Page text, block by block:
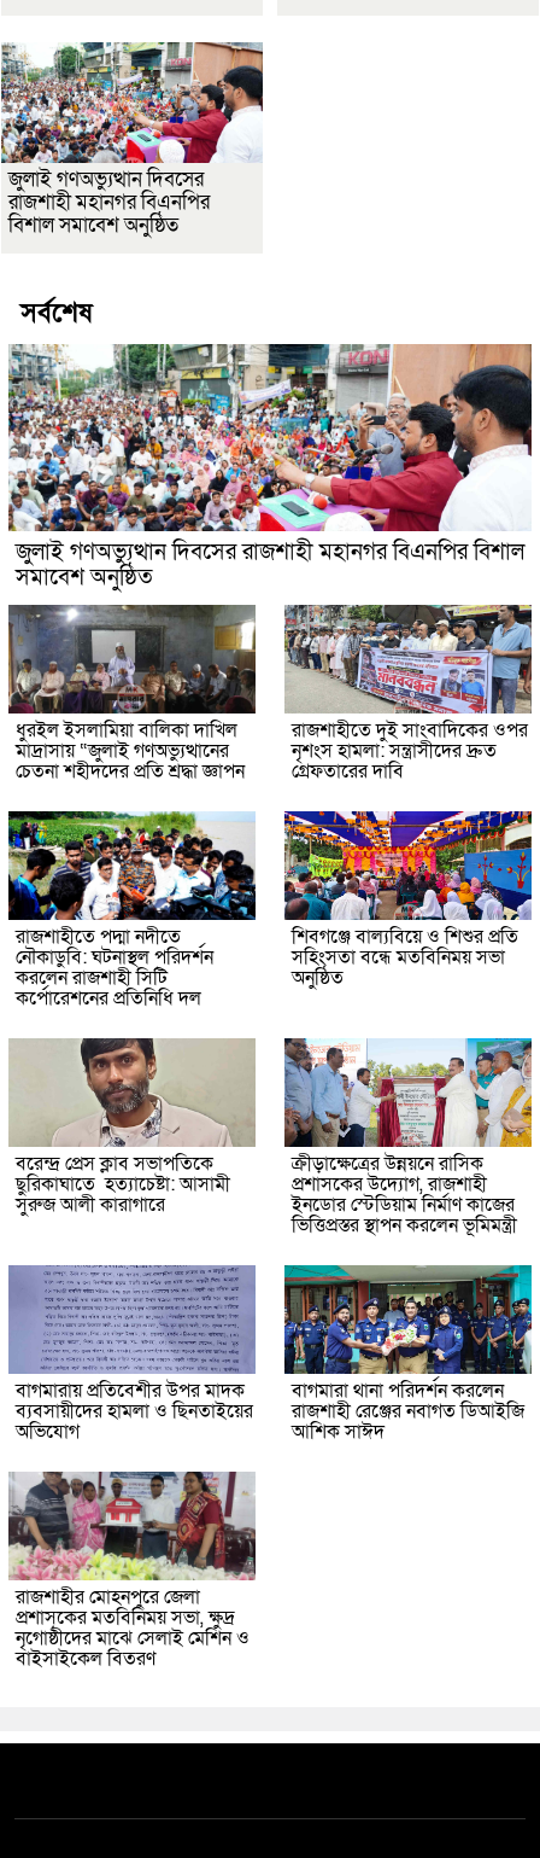
জুলাই গণঅভ্যুত্থান দিবসের
রাজশাহী মহানগর বিএনপির
বিশাল সমাবেশ অনুষ্ঠিত
সর্বশেষ
জুলাই গণঅভ্যুত্থান দিবসের রাজশাহী মহানগর বিএনপির বিশাল
সমাবেশ অনুষ্ঠিত
ধুরইল ইসলামিয়া বালিকা দাখিল
মাদ্রাসায় “জুলাই গণঅভ্যুত্থানের
চেতনা শহীদদের প্রতি শ্রদ্ধা জ্ঞাপন
রাজশাহীতে দুই সাংবাদিকের ওপর
নৃশংস হামলা: সন্ত্রাসীদের দ্রুত
গ্রেফতারের দাবি
রাজশাহীতে পদ্মা নদীতে
নৌকাডুবি: ঘটনাস্থল পরিদর্শন
করলেন রাজশাহী সিটি
কর্পোরেশনের প্রতিনিধি দল
শিবগঞ্জে বাল্যবিয়ে ও শিশুর প্রতি
সহিংসতা বন্ধে মতবিনিময় সভা
অনুষ্ঠিত
বরেন্দ্র প্রেস ক্লাব সভাপতিকে
ছুরিকাঘাতে হত্যাচেষ্টা: আসামী
সুরুজ আলী কারাগারে
ক্রীড়াক্ষেত্রের উন্নয়নে রাসিক
প্রশাসকের উদ্যোগ, রাজশাহী
ইনডোর স্টেডিয়াম নির্মাণ কাজের
ভিত্তিপ্রস্তর স্থাপন করলেন ভূমিমন্ত্রী
বাগমারায় প্রতিবেশীর উপর মাদক
ব্যবসায়ীদের হামলা ও ছিনতাইয়ের
অভিযোগ
বাগমারা থানা পরিদর্শন করলেন
রাজশাহী রেঞ্জের নবাগত ডিআইজি
আশিক সাঈদ
রাজশাহীর মোহনপুরে জেলা
প্রশাসকের মতবিনিময় সভা, ক্ষুদ্র
নৃগোষ্ঠীদের মাঝে সেলাই মেশিন ও
বাইসাইকেল বিতরণ